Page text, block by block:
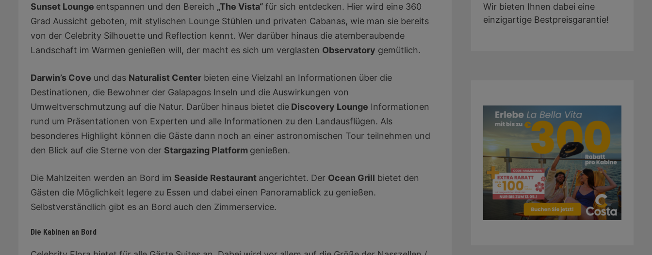
Sunset Lounge entspannen und den Bereich „The Vista“für sich entdecken. Hier wird eine 360
Grad Aussicht geboten, mit stylischen Lounge Stühlen und privaten Cabanas, wie man sie bereits
von der Celebrity Silhouette und Reflection kennt. Wer darüber hinaus die atemberaubende
Landschaft im Warmen genießen will, der macht es sich um verglasten Observatory gemütlich.
Darwin’s Cove und das Naturalist Center bieten eine Vielzahl an Informationen über die
Destinationen, die Bewohner der Galapagos Inseln und die Auswirkungen von
Umweltverschmutzung auf die Natur. Darüber hinaus bietet die Discovery Lounge Informationen
rund um Präsentationen von Experten und alle Informationen zu den Landausflügen. Als
besonderes Highlight können die Gäste dann noch an einer astronomischen Tour teilnehmen und
den Blick auf die Sterne von der Stargazing Platform genießen.
Die Mahlzeiten werden an Bord im Seaside Restaurant angerichtet. Der Ocean Grill bietet den
Gästen die Möglichkeit legere zu Essen und dabei einen Panoramablick zu genießen.
Selbstverständlich gibt es an Bord auch den Zimmerservice.
Die Kabinen an Bord
Wir bieten Ihnen dabei eine
einzigartige Bestpreisgarantie!